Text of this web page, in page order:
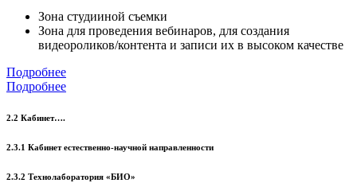
Зона студииной съемки
Зона для проведения вебинаров, для создания
видеороликов/контента и записи их в высоком качестве
Подробнее
Подробнее
2.2 Кабинет….
2.3.1 Кабинет естественно-научной направленности
2.3.2 Технолаборатория «БИО»